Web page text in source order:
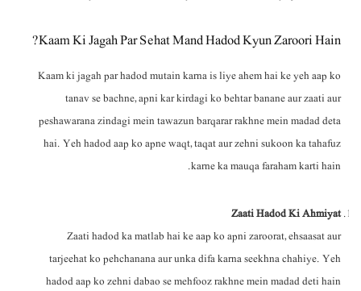
Kaam Ki Jagah Par Sehat Mand Hadod Kyun Zaroori Hain?
Kaam ki jagah par hadod mutain karna is liye ahem hai ke yeh aap ko
tanav se bachne, apni kar kirdagi ko behtar banane aur zaati aur
peshawarana zindagi mein tawazun barqarar rakhne mein madad deta
hai. Yeh hadod aap ko apne waqt, taqat aur zehni sukoon ka tahafuz
karne ka mauqa faraham karti hain.
Zaati Hadod Ki Ahmiyat
Zaati hadod ka matlab hai ke aap ko apni zaroorat, ehsaasat aur
tarjeehat ko pehchanana aur unka difa karna seekhna chahiye. Yeh
hadod aap ko zehni dabao se mehfooz rakhne mein madad deti hain